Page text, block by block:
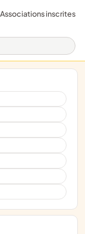
Associations inscrites